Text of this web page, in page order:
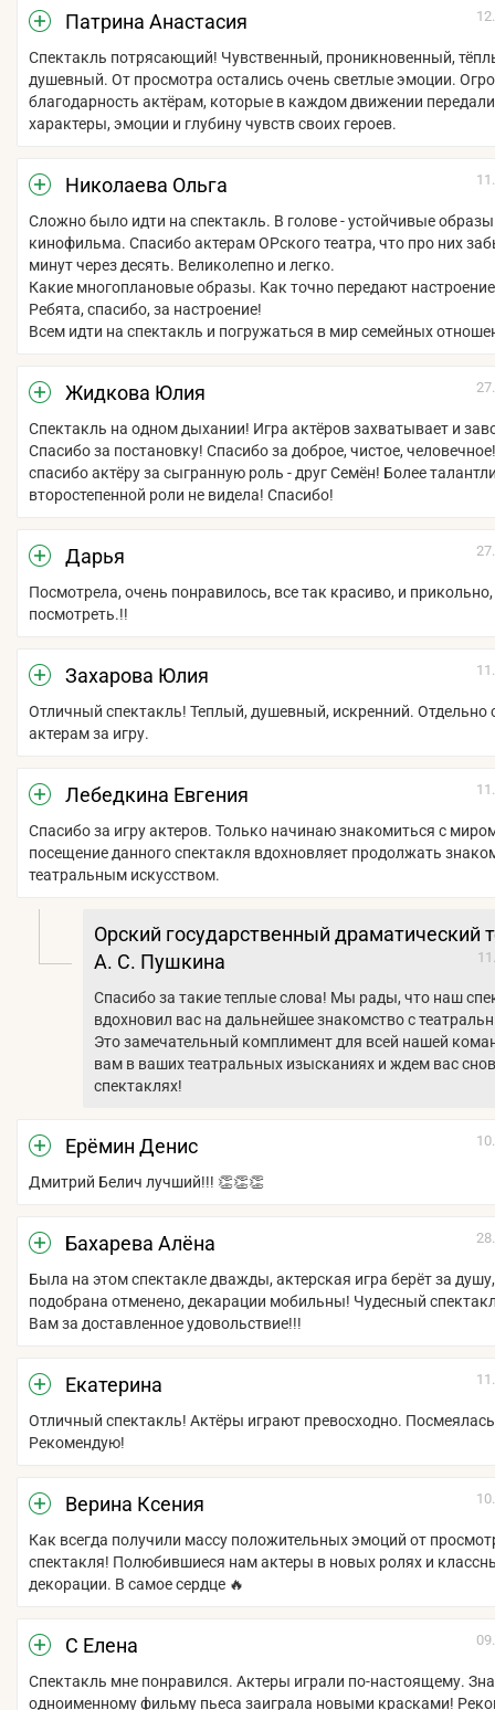
Патрина Анастасия
Спектакль потрясающий! Чувственный, проникновенный,
душевный. От просмотра остались очень светлые эмоции.
благодарность актёрам, которые в каждом движении
характеры, эмоции и глубину чувств своих героев.
Николаева Ольга
Сложно было идти на спектакль. В голове - устойчивые
кинофильма. Спасибо актерам ОРского театра, что про них
минут через десять. Великолепно и легко.
Какие многоплановые образы. Как точно передают
Ребята, спасибо, за настроение!
Всем идти на спектакль и погружаться в мир семейных
Жидкова Юлия
Спектакль на одном дыхании! Игра актёров захватывает и
Спасибо за постановку! Спасибо за доброе, чистое,
спасибо актёру за сыгранную роль - друг Семён! Более
второстепенной роли не видела! Спасибо!
Дарья
Посмотрела, очень понравилось, все так красиво, и
посмотреть.!!
Захарова Юлия
Отличный спектакль! Теплый, душевный, искренний. Отдельно
актерам за игру.
Лебедкина Евгения
Спасибо за игру актеров. Только начинаю знакомиться с
посещение данного спектакля вдохновляет продолжать
театральным искусством.
Орский государственный драматический
А. С. Пушкина
Спасибо за такие теплые слова! Мы рады, что наш
вдохновил вас на дальнейшее знакомство с
Это замечательный комплимент для всей нашей
вам в ваших театральных изысканиях и ждем вас
спектаклях!
Ерёмин Денис
Дмитрий Белич лучший!!! 👏👏👏
Бахарева Алёна
Была на этом спектакле дважды, актерская игра берёт за
подобрана отменено, декарации мобильны! Чудесный
Вам за доставленное удовольствие!!!
Екатерина
Отличный спектакль! Актёры играют превосходно.
Рекомендую!
Верина Ксения
Как всегда получили массу положительных эмоций от
спектакля! Полюбившиеся нам актеры в новых ролях и
декорации. В самое сердце 🔥
С Eлена
Спектакль мне понравился. Актеры играли по-настоящему.
одноименному фильму пьеса заиграла новыми красками!